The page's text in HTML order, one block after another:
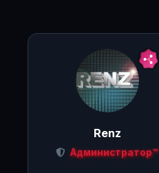
Renz
Администратор™